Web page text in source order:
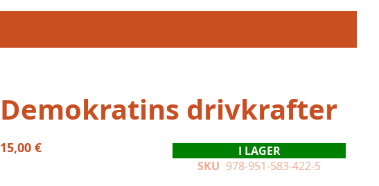
Demokratins drivkrafter
15,00 €
I LAGER
SKU 978-951-583-422-5